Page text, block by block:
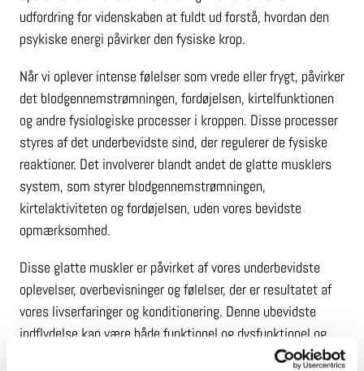
udfordring for videnskaben at fuldt ud forstå, hvordan den
psykiske energi påvirker den fysiske krop.
Når vi oplever intense følelser som vrede eller frygt, påvirker
det blodgennemstrømningen, fordøjelsen, kirtelfunktionen
og andre fysiologiske processer i kroppen. Disse processer
styres af det underbevidste sind, der regulerer de fysiske
reaktioner. Det involverer blandt andet de glatte musklers
system, som styrer blodgennemstrømningen,
kirtelaktiviteten og fordøjelsen, uden vores bevidste
opmærksomhed.
Disse glatte muskler er påvirket af vores underbevidste
oplevelser, overbevisninger og følelser, der er resultatet af
vores livserfaringer og konditionering. Denne ubevidste
indflydelse kan være både funktionel og dysfunktionel og
spiller en afgørende rolle i vores sundhed og velbefindende.